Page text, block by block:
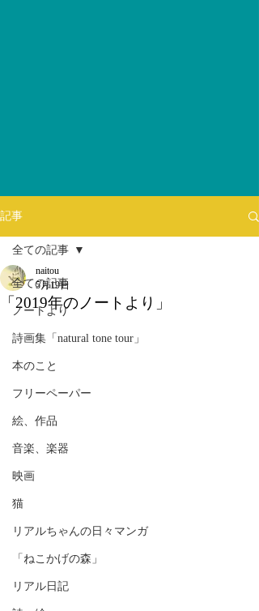
記事
全ての記事
ノートより
詩画集「natural tone tour」
本のこと
フリーペーパー
絵、作品
音楽、楽器
映画
猫
リアルちゃんの日々マンガ
「ねこかげの森」
リアル日記
全ての記事
「2019年のノートより」
naitou
5月19日